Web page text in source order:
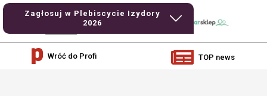
Zagłosuj w Plebiscycie Izydory
2026
Wróć do Profi TOP news